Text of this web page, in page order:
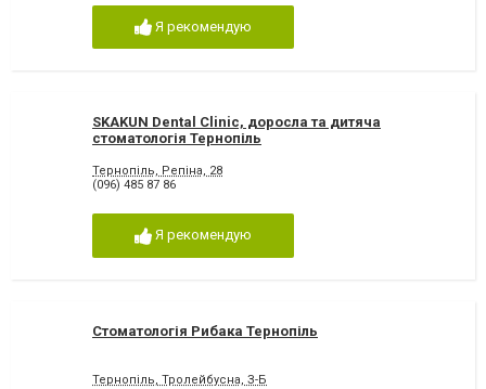
Я рекомендую
SKAKUN Dental Clinic, доросла та дитяча
стоматологія Тернопіль
Тернопіль, Репіна, 28
(096) 485 87 86
Я рекомендую
Стоматологія Рибака Тернопіль
Тернопіль, Тролейбусна, З-Б